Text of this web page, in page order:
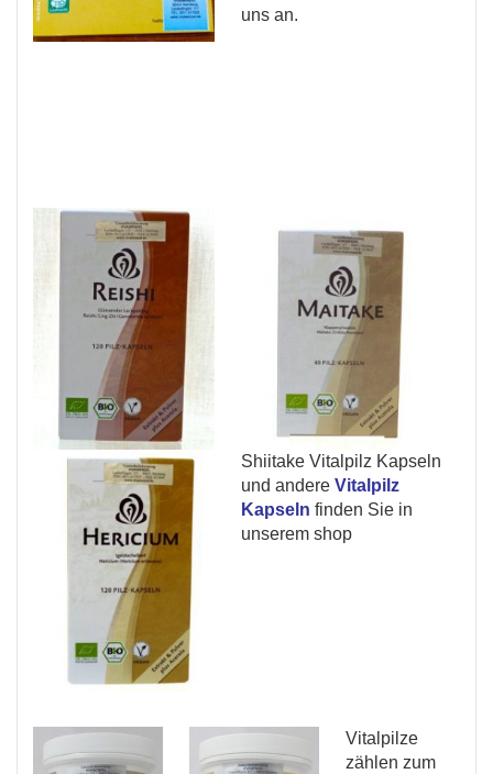
uns an.
Shiitake Vitalpilz Kapseln
und andere Vitalpilz
Kapseln finden Sie in
unserem shop
Vitalpilze
zählen zum